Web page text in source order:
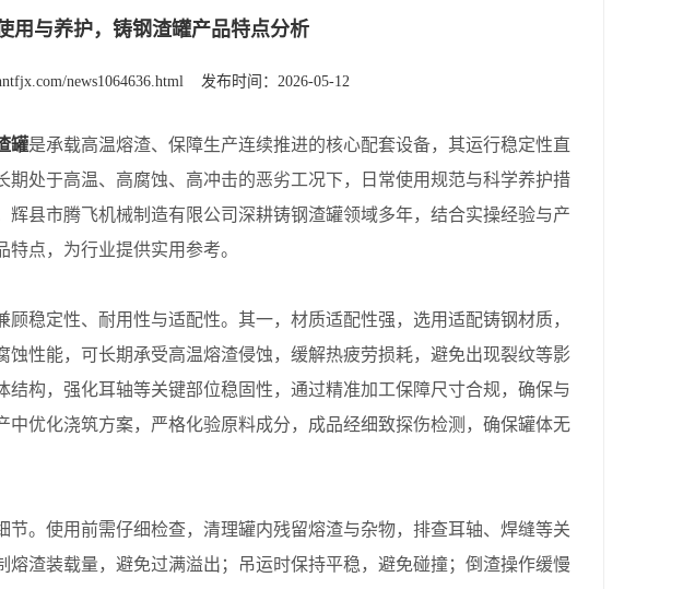
用与养护，铸钢渣罐产品特点分析
news1064636.html 发布时间：2026-05-12
罐是承载高温熔渣、保障生产连续推进的核心配套设备，其运行稳定性直
期处于高温、高腐蚀、高冲击的恶劣工况下，日常使用规范与科学养护措
县市腾飞机械制造有限公司深耕铸钢渣罐领域多年，结合实操经验与产
点，为行业提供实用参考。
定性、耐用性与适配性。其一，材质适配性强，选用适配铸钢材质，
性能，可长期承受高温熔渣侵蚀，缓解热疲劳损耗，避免出现裂纹等影
结构，强化耳轴等关键部位稳固性，通过精准加工保障尺寸合规，确保与
优化浇筑方案，严格化验原料成分，成品经细致探伤检测，确保罐体无
。使用前需仔细检查，清理罐内残留熔渣与杂物，排查耳轴、焊缝等关
渣装载量，避免过满溢出；吊运时保持平稳，避免碰撞；倒渣操作缓慢